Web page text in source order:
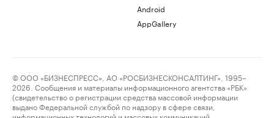
Android
AppGallery
© ООО «БИЗНЕСПРЕСС», АО «РОСБИЗНЕСКОНСАЛТИНГ», 1995–
2026. Сообщения и материалы информационного агентства «РБК»
(свидетельство о регистрации средства массовой информации
выдано Федеральной службой по надзору в сфере связи,